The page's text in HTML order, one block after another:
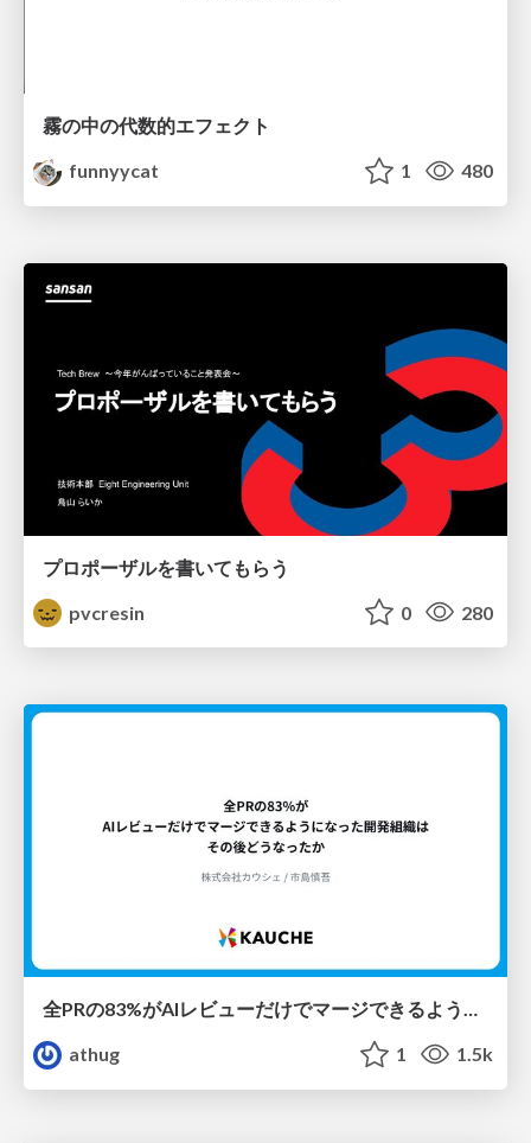
霧の中の代数的エフェクト
funnyycat
1 480
プロポーザルを書いてもらう
pvcresin
0 280
全PRの83%がAIレビューだけでマージできるようになった開発組織はその後どうなったか
athug
1 1.5k